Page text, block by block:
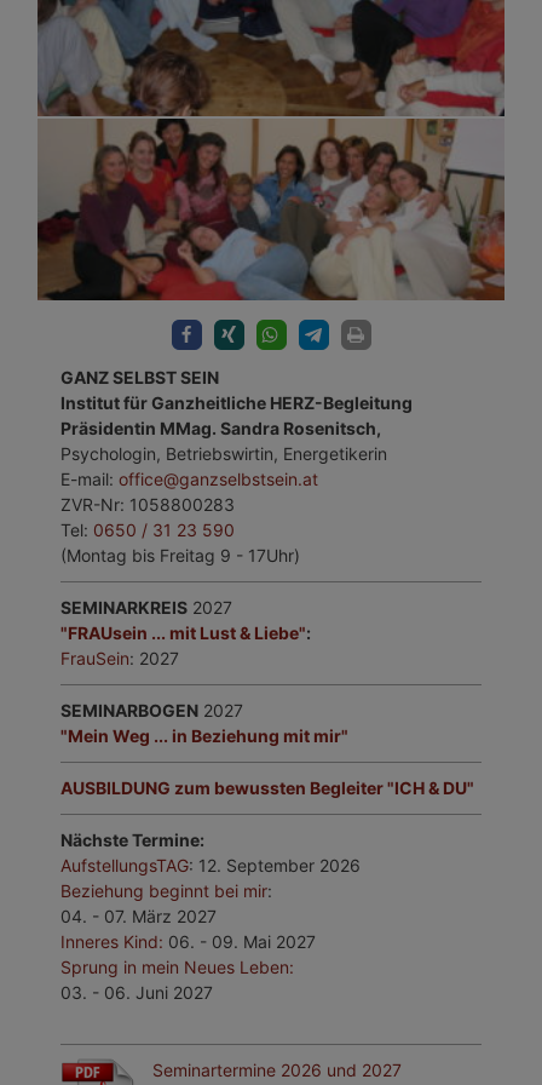
GANZ SELBST SEIN
Institut für Ganzheitliche HERZ-Begleitung
Präsidentin MMag. Sandra Rosenitsch,
Psychologin, Betriebswirtin, Energetikerin
E-mail: office@ganzselbstsein.at
ZVR-Nr: 1058800283
Tel: 0650 / 31 23 590
(Montag bis Freitag 9 - 17Uhr)
SEMINARKREIS 2027
"FRAUsein ... mit Lust & Liebe":
FrauSein: 2027
SEMINARBOGEN 2027
"Mein Weg ... in Beziehung mit mir"
AUSBILDUNG zum bewussten Begleiter "ICH & DU"
Nächste Termine:
AufstellungsTAG: 12. September 2026
Beziehung beginnt bei mir:
04. - 07. März 2027
Inneres Kind: 06. - 09. Mai 2027
Sprung in mein Neues Leben:
03. - 06. Juni 2027
Seminartermine 2026 und 2027